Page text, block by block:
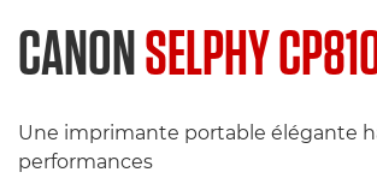
CANONSELPHY
Une imprimante portable élégante
performances